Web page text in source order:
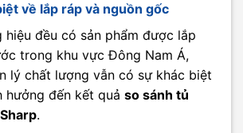
về lắp ráp và nguồn gốc
hiệu đều có sản phẩm được lắp
trong khu vực Đông Nam Á,
lý chất lượng vẫn có sự khác biệt
hưởng đến kết quả so sánh tủ
.